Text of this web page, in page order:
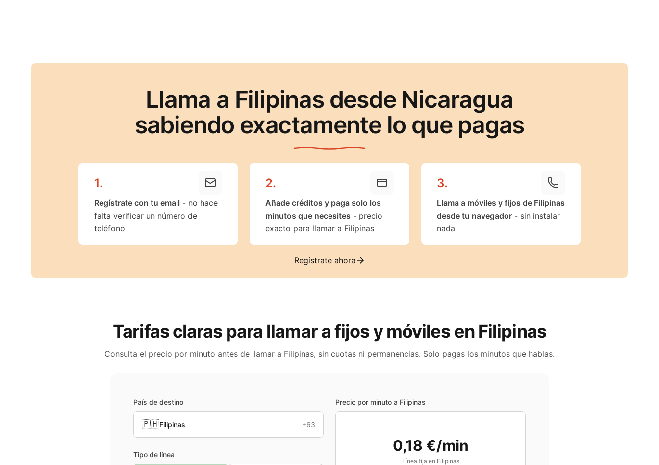
Llama a Filipinas desde Nicaragua
sabiendo exactamente lo que pagas
1.
Regístrate con tu email - no hace
falta verificar un número de
teléfono
2.
Añade créditos y paga solo los
minutos que necesites - precio
exacto para llamar a Filipinas
3.
Llama a móviles y fijos de Filipinas
desde tu navegador- sin instalar
nada
Regístrate ahora
Tarifas claras para llamar a fijos y móviles en Filipinas
Consulta el precio por minuto antes de llamar a Filipinas, sin cuotas ni permanencias. Solo pagas los minutos que hablas.
País de destino
🇵🇭Filipinas +63
Tipo de línea
Precio por minuto a Filipinas
0,18 €/min
Línea fija en Filipinas